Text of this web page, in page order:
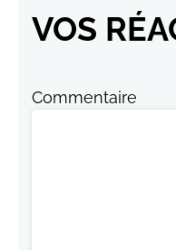
VOS
Commentaire